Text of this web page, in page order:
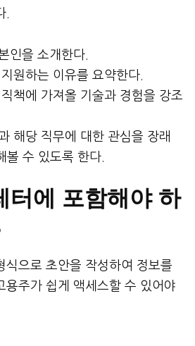
.
인을 소개한다.
원하는 이유를 요약한다.
책에 가져올 기술과 경험을 강조
해당 직무에 대한 관심을 장래
볼 수 있도록 한다.
터에 포함해야 하
식으로 초안을 작성하여 정보를
용주가 쉽게 액세스할 수 있어야